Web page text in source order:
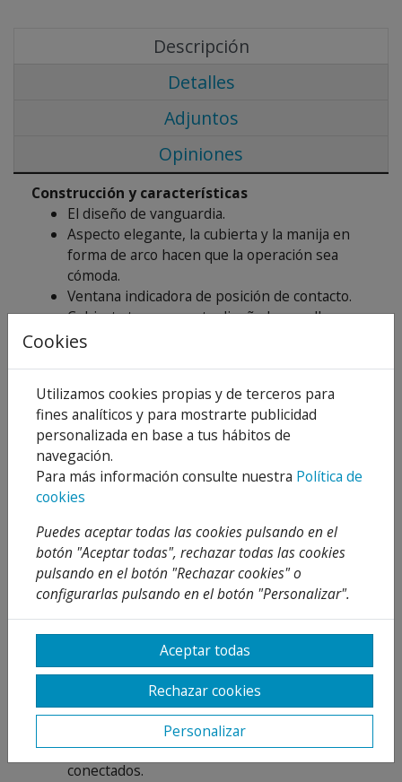
Descripción
Detalles
Adjuntos
Opiniones
Construcción y características
El diseño de vanguardia.
Aspecto elegante, la cubierta y la manija en
forma de arco hacen que la operación sea
cómoda.
Ventana indicadora de posición de contacto.
Cubierta transparente diseñada para llevar
etiqueta.
sobrecarga, al circuito protegido, la manija
MCB se dispara y permanece en la posición
central, lo que permite una solución rápida a
la línea defectuosa. La manija no puede
permanecer en tal posición cuando se opera
manualmente.
Alta capacidad de cortocircuito.
Larga resistencia eléctrica de hasta 6000
ciclos gracias al mecanismo de fabricación
rápido.
Dispositivo de candado del asa MCB se puede
bloquear en la posición “ON” o en la posición
“OFF” para evitar el funcionamiento no
deseado del producto.
Dispositivo de bloqueo del terminal de
tornillo.
El dispositivo de bloqueo evita el desmontaje
accidental o no deseado de los terminales
conectados.
Cookies
Utilizamos cookies propias y de terceros para
fines analíticos y para mostrarte publicidad
personalizada en base a tus hábitos de
navegación.
Para más información consulte nuestra Política de
cookies
Puedes aceptar todas las cookies pulsando en el
botón "Aceptar todas", rechazar todas las cookies
pulsando en el botón "Rechazar cookies" o
configurarlas pulsando en el botón "Personalizar".
Aceptar todas
Rechazar cookies
Personalizar